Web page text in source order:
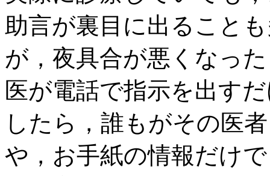
助言が裏目に出ること
が，夜具合が悪くなっ
医が電話で指示を出す
したら，誰もがその医
や，お手紙の情報だけ